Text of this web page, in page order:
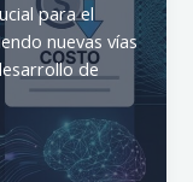
para el
nuevas vías
de